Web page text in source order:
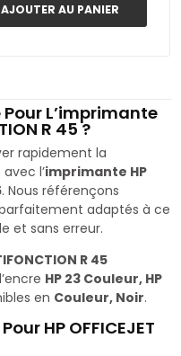
AJOUTER AU PANIER
L’imprimante
R 45 ?
rapidement la
avec l’imprimante HP
. Nous référençons
adaptés à ce
et sans erreur.
R 45
HP 23 Couleur, HP
en Couleur, Noir.
HP OFFICEJET